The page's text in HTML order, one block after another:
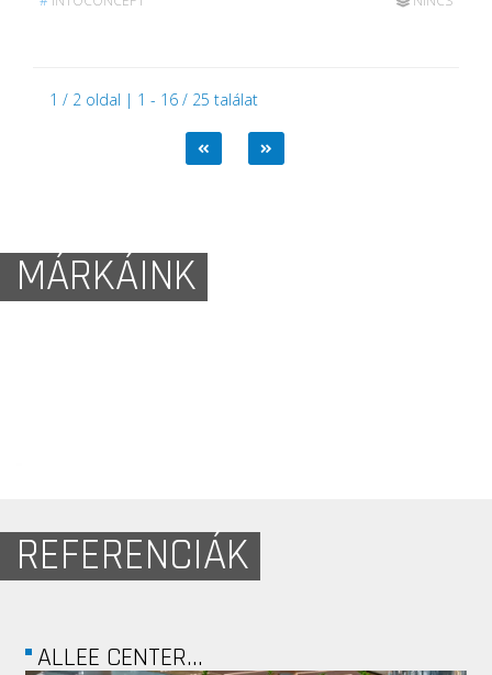
1 / 2 oldal | 1 - 16 / 25 találat
MÁRKÁINK
REFERENCIÁK
ALLEE CENTER...